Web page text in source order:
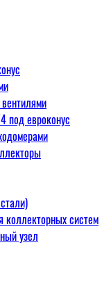
под евроконус
систем
узел